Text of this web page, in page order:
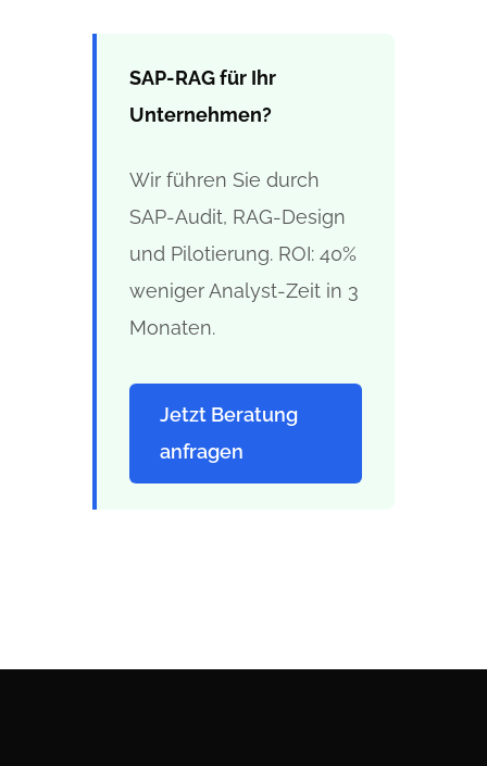
SAP-RAG für Ihr
Unternehmen?
Wir führen Sie durch
SAP-Audit, RAG-Design
und Pilotierung. ROI: 40%
weniger Analyst-Zeit in 3
Monaten.
Jetzt Beratung
anfragen